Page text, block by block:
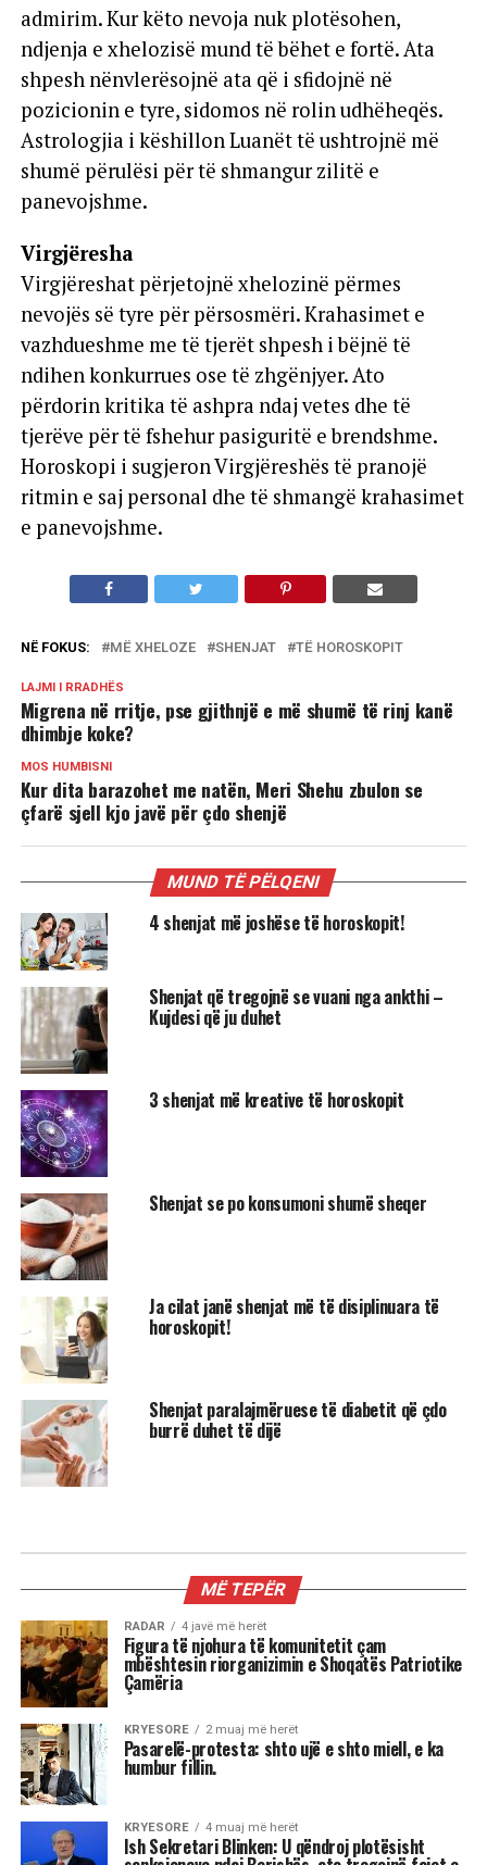
admirim. Kur këto nevoja nuk plotësohen,
ndjenja e xhelozisë mund të bëhet e fortë. Ata
shpesh nënvlerësojnë ata që i sfidojnë në
pozicionin e tyre, sidomos në rolin udhëheqës.
Astrologjia i këshillon Luanët të ushtrojnë më
shumë përulësi për të shmangur zilitë e
panevojshme.
Virgjëresha
Virgjëreshat përjetojnë xhelozinë përmes
nevojës së tyre për përsosmëri. Krahasimet e
vazhdueshme me të tjerët shpesh i bëjnë të
ndihen konkurrues ose të zhgënjyer. Ato
përdorin kritika të ashpra ndaj vetes dhe të
tjerëve për të fshehur pasiguritë e brendshme.
Horoskopi i sugjeron Virgjëreshës të pranojë
ritmin e saj personal dhe të shmangë krahasimet
e panevojshme.
NË FOKUS: MË XHELOZE SHENJAT TË HOROSKOPIT
LAJMI I RRADHËS
Migrena në rritje, pse gjithnjë e më shumë të rinj kanë
dhimbje koke?
MOS HUMBISNI
Kur dita barazohet me natën, Meri Shehu zbulon se
çfarë sjell kjo javë për çdo shenjë
MUND TË PËLQENI
4 shenjat më joshëse të horoskopit!
Shenjat që tregojnë se vuani nga ankthi –
Kujdesi që ju duhet
3 shenjat më kreative të horoskopit
Shenjat se po konsumoni shumë sheqer
Ja cilat janë shenjat më të disiplinuara të
horoskopit!
Shenjat paralajmëruese të diabetit që çdo
burrë duhet të dijë
Kur dita barazohet me natën, Meri
Shehu zbulon se çfarë sjell kjo javë
për çdo shenjë